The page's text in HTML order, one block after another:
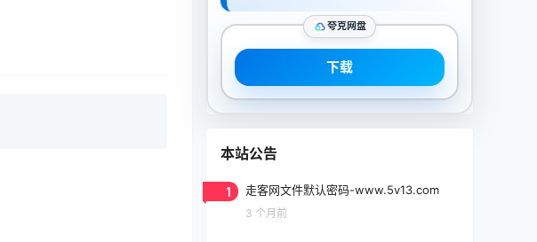
夸克网盘
下载
本站公告
1 走客网文件默认密码-www.5v13.com
3 个月前